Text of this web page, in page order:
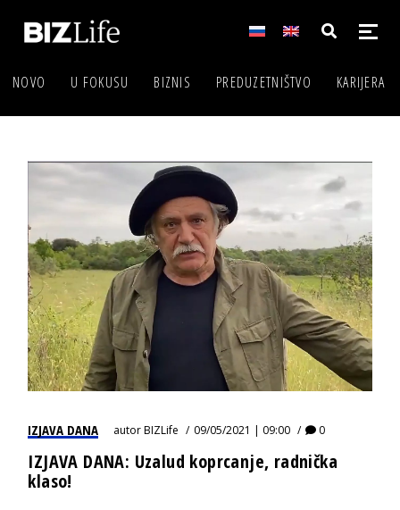
NOVO U FOKUSU BIZNIS PREDUZETNIŠTVO KARIJERA
IZJAVA DANA autorBIZLife 09/05/2021 | 09:00 0
IZJAVA DANA: Uzalud koprcanje, radnička
klaso!